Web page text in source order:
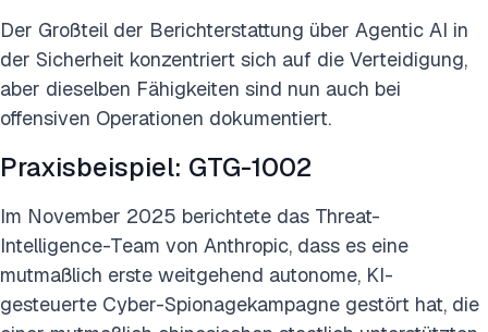
Der Großteil der Berichterstattung über Agentic AI in
der Sicherheit konzentriert sich auf die Verteidigung,
aber dieselben Fähigkeiten sind nun auch bei
offensiven Operationen dokumentiert.
Praxisbeispiel: GTG-1002
Im November 2025 berichtete das Threat-
Intelligence-Team von Anthropic, dass es eine
mutmaßlich erste weitgehend autonome, KI-
gesteuerte Cyber-Spionagekampagne gestört hat, die